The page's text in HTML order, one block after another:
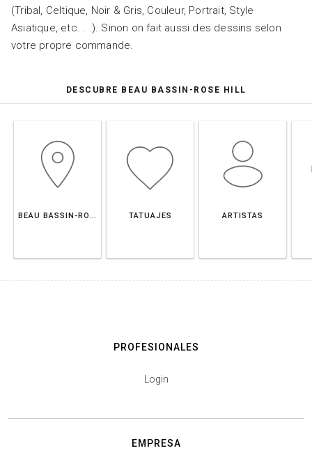
(Tribal, Celtique, Noir & Gris, Couleur, Portrait, Style
Asiatique, etc. . .). Sinon on fait aussi des dessins selon
votre propre commande.
DESCUBRE BEAU BASSIN-ROSE HILL
BEAU BASSIN-ROSE HILL TATUAJES ARTISTAS
PROFESIONALES
Login
EMPRESA